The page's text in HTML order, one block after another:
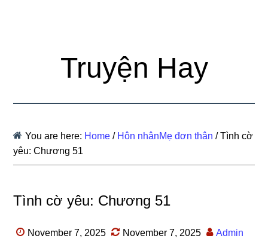
Truyện Hay
You are here: Home / Hôn nhânMẹ đơn thân /Tình cờ
yêu: Chương 51
Tình cờ yêu: Chương 51
November 7, 2025 November 7, 2025 Admin